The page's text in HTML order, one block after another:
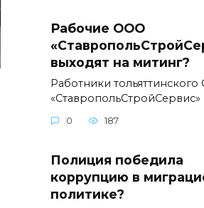
Рабочие ООО
выходят на митинг?
Работники
«СтавропольСтройСервис»
0 187
Полиция победила
коррупцию в
политике?